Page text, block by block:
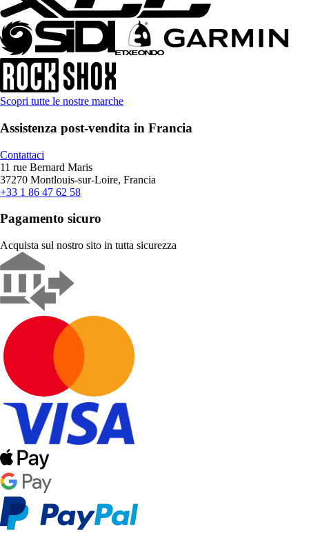
Scopri tutte le nostre marche
Assistenza post-vendita in Francia
Contattaci
11 rue Bernard Maris
37270 Montlouis-sur-Loire, Francia
+33 1 86 47 62 58
Pagamento sicuro
Acquista sul nostro sito in tutta sicurezza